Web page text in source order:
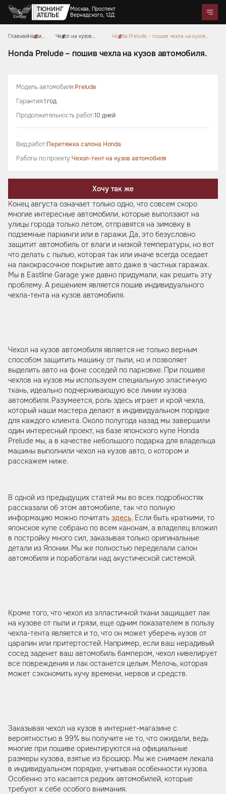
ТЮНИНГ
АТЕЛЬЕ
Москва, Проспект
Вернадского, 12Д
Telegram WhatsApp Max
Портфолио
Цены
Акции Контакты
Перетяжка салона
Детейлинг
Оклейка автомобилей
Тюнинг руля
Ремонт автомобильных салонов
Автозвук
Активный выхлоп
Аксессуары
Коврики из экокожи Цветные ремни безопасности
Тиснение на коже Чехлы на кузов автомобиля
Подушки из алькантары
Накидки на сиденья из
Защитные накидки для
ГлавнаяНаши
Чехол на кузов
Honda Prelude – пошив чехла на кузов
Honda Prelude – пошив чехла на кузов автомобиля.
Модель автомобиля:Prelude
Гарантия:1 год
Продолжительность работ:10 дней
Вид работ:Перетяжка салона Honda
Работы по проекту:Чехол-тент на кузов автомобиля
Хочу так же
Конец августа означает только одно, что совсем скоро
многие интересные автомобили, которые выползают на
улицы города только летом, отправятся на зимовку в
подземные паркинги или в гаражи. Да, это безусловно
защитит автомобиль от влаги и низкой температуры, но вот
что делать с пылью, которая так или иначе всегда оседает
на лакокрасочное покрытие авто даже в частных гаражах.
Мы в Eastline Garage уже давно придумали, как решить эту
проблему. А решением является пошив индивидуального
чехла-тента на кузов автомобиля.
Чехол на кузов автомобиля является не только верным
способом защитить машину от пыли, но и позволяет
выделить авто на фоне соседей по парковке. При пошиве
чехлов на кузов мы используем специальную эластичную
ткань, идеально подчеркивающую все линии кузова
автомобиля. Разумеется, роль здесь играет и крой чехла,
который наши мастера делают в индивидуальном порядке
для каждого клиента. Около полугода назад мы завершили
один интересный проект, на базе японского купе Honda
Prelude мы, а в качестве небольшого подарка для владельца
машины выполнили чехол на кузов авто, о котором и
расскажем ниже.
В одной из предыдущих статей мы во всех подробностях
рассказали об этом автомобиле, так что полную
информацию можно почитать здесь. Если быть краткими, то
японское купе собрано по всем канонам, а владелец вложил
в постройку много сил, заказывая только оригинальные
детали из Японии. Мы же полностью переделали салон
автомобиля и поработали над акустической системой.
Кроме того, что чехол из элластичной ткани защищает лак
на кузове от пыли и грязи, еще одним показателем в пользу
чехла-тента является и то, что он может уберечь кузов от
царапин или притертостей. Например, если ваш нерадивый
сосед заденет ваш автомобиль бампером, чехол нивелирует
все повреждения и лак останется целым. Мелочь, которая
может сэкономить кучу времени, нервов и средств.
Заказывая чехол на кузов в интернет-магазине с
вероятностью в 99% вы получите не то, что ожидали, ведь
многие при пошиве ориентируются на официальные
размеры кузова, взятые из брошюр. Мы же снимаем лекала
в индивидуальном порядке, учитывая особенности кузова.
Особенно это касается редких автомобилей, которые
требуют к себе особого внимания.